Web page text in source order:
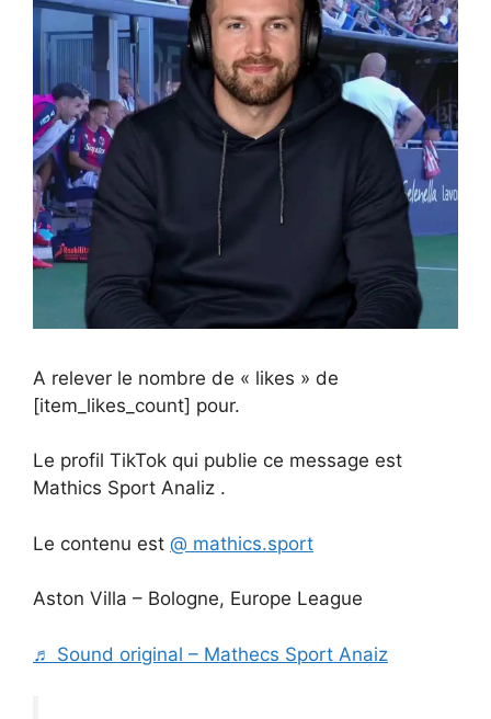
A relever le nombre de « likes » de
[item_likes_count] pour.
Le profil TikTok qui publie ce message est
Mathics Sport Analiz .
Le contenu est @ mathics.sport
Aston Villa – Bologne, Europe League
♬ Sound original – Mathecs Sport Anaiz